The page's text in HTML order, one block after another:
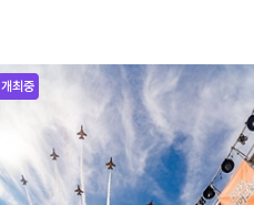
개최중